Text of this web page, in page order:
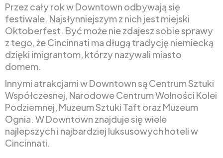
Przez cały rok w Downtown odbywają się
festiwale. Najsłynniejszym z nich jest miejski
Oktoberfest. Być może nie zdajesz sobie sprawy
z tego, że Cincinnati ma długą tradycję niemiecką
dzięki imigrantom, którzy nazywali miasto
domem.
Innymi atrakcjami w Downtown są Centrum Sztuki
Współczesnej, Narodowe Centrum Wolności Kolei
Podziemnej, Muzeum Sztuki Taft oraz Muzeum
Ognia. W Downtown znajduje się wiele
najlepszych i najbardziej luksusowych hoteli w
Cincinnati.